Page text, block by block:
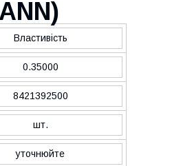
)
Властивість
0.35000
8421392500
шт.
уточнюйте